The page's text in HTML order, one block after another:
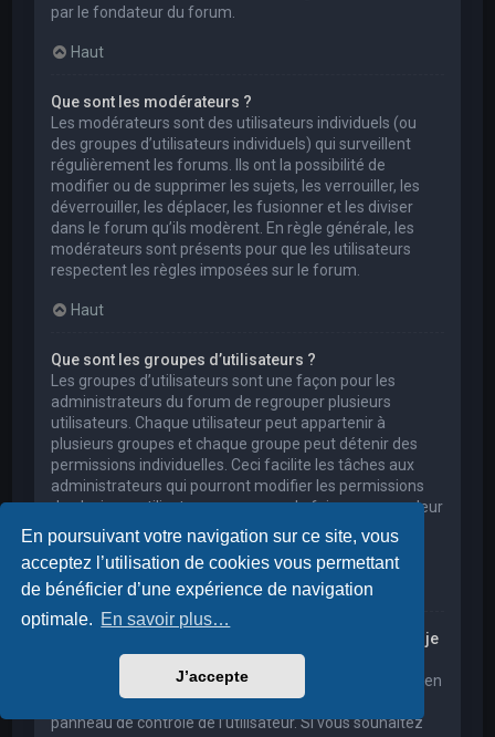
En poursuivant votre navigation sur ce site, vous
acceptez l’utilisation de cookies vous permettant
de bénéficier d’une expérience de navigation
optimale. En savoir plus…
J’accepte
par le fondateur du forum.
Haut
Que sont les modérateurs ?
Les modérateurs sont des utilisateurs individuels (ou
des groupes d’utilisateurs individuels) qui surveillent
régulièrement les forums. Ils ont la possibilité de
modifier ou de supprimer les sujets, les verrouiller, les
déverrouiller, les déplacer, les fusionner et les diviser
dans le forum qu’ils modèrent. En règle générale, les
modérateurs sont présents pour que les utilisateurs
respectent les règles imposées sur le forum.
Haut
Que sont les groupes d’utilisateurs ?
Les groupes d’utilisateurs sont une façon pour les
administrateurs du forum de regrouper plusieurs
utilisateurs. Chaque utilisateur peut appartenir à
plusieurs groupes et chaque groupe peut détenir des
permissions individuelles. Ceci facilite les tâches aux
administrateurs qui pourront modifier les permissions
de plusieurs utilisateurs en une seule fois, ou encore leur
accorder des pouvoirs de modération, ou bien leur
donner accès à un forum privé.
Haut
Où sont les groupes d’utilisateurs et comment puis-je
en rejoindre un ?
Vous pouvez consulter tous les groupes d’utilisateurs en
cliquant sur le lien « Groupes d’utilisateurs » depuis le
panneau de contrôle de l’utilisateur. Si vous souhaitez